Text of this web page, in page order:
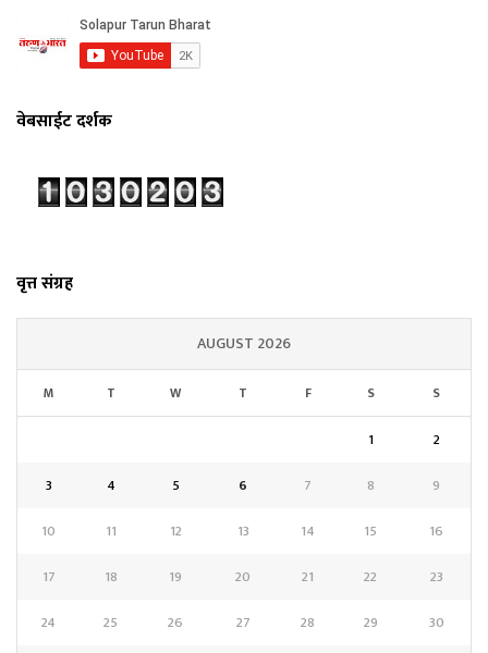
वेबसाईट दर्शक
वृत्त संग्रह
AUGUST 2026
M T W T F S S
1
2
3
4 5 6 7 8
9
10
11 12 13 14 15
16
17
18 19 20 21 22
23
24
25 26 27 28 29 30